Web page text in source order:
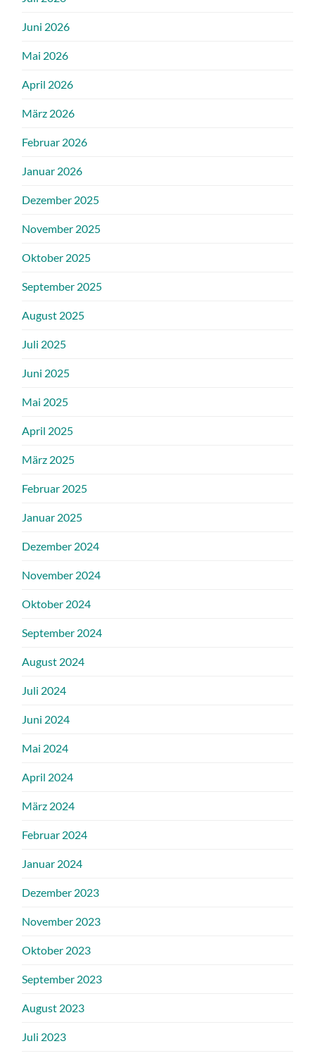
Juni 2026
Mai 2026
April 2026
März 2026
Februar 2026
Januar 2026
Dezember 2025
November 2025
Oktober 2025
September 2025
August 2025
Juli 2025
Juni 2025
Mai 2025
April 2025
März 2025
Februar 2025
Januar 2025
Dezember 2024
November 2024
Oktober 2024
September 2024
August 2024
Juli 2024
Juni 2024
Mai 2024
April 2024
März 2024
Februar 2024
Januar 2024
Dezember 2023
November 2023
Oktober 2023
September 2023
August 2023
Juli 2023